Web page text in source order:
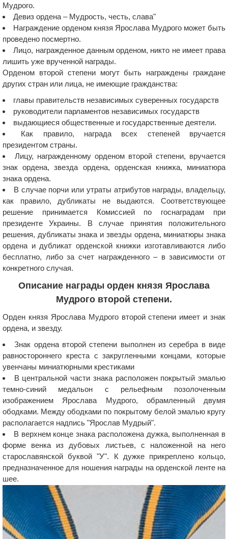
Мудрого.
Девиз ордена – Мудрость, честь, слава"
Награждение орденом князя Ярослава Мудрого может быть
проведено посмертно.
Лицо, награжденное данным орденом, никто не имеет права
лишить уже врученной награды.
Орденом второй степени могут быть награждены граждане
других стран или лица, не имеющие гражданства:
главы правительств независимых суверенных государств
руководители парламентов независимых государств
выдающиеся общественные и государственные деятели.
Как правило, награда всех степеней вручается
президентом страны.
Лицу, награжденному орденом второй степени, вручается
знак ордена, звезда ордена, орденская книжка, миниатюра
знака ордена.
В случае порчи или утраты атрибутов награды, владельцу,
как правило, дубликаты не выдаются. Соответствующее
решение принимается Комиссией по госнаградам при
президенте Украины. В случае принятия положительного
решения, дубликаты знака и звезды ордена, миниатюры знака
ордена и дубликат орденской книжки изготавливаются либо
бесплатно, либо за счет награжденного – в зависимости от
конкретного случая.
Описание награды орден князя Ярослава
Мудрого второй степени.
Орден князя Ярослава Мудрого второй степени имеет и знак
ордена, и звезду.
Знак ордена второй степени выполнен из серебра в виде
равностороннего креста с закругленными концами, которые
увенчаны миниатюрными крестиками
В центральной части знака расположен покрытый эмалью
темно-синий медальон с рельефным позолоченным
изображением Ярослава Мудрого, обрамленный двумя
ободками. Между ободками по покрытому белой эмалью кругу
располагается надпись "Ярослав Мудрый".
В верхнем конце знака расположена дужка, выполненная в
форме венка из дубовых листьев, с наложенной на него
старославянской буквой "У". К дужке прикреплено кольцо,
предназначенное для ношения награды на орденской ленте на
шее.